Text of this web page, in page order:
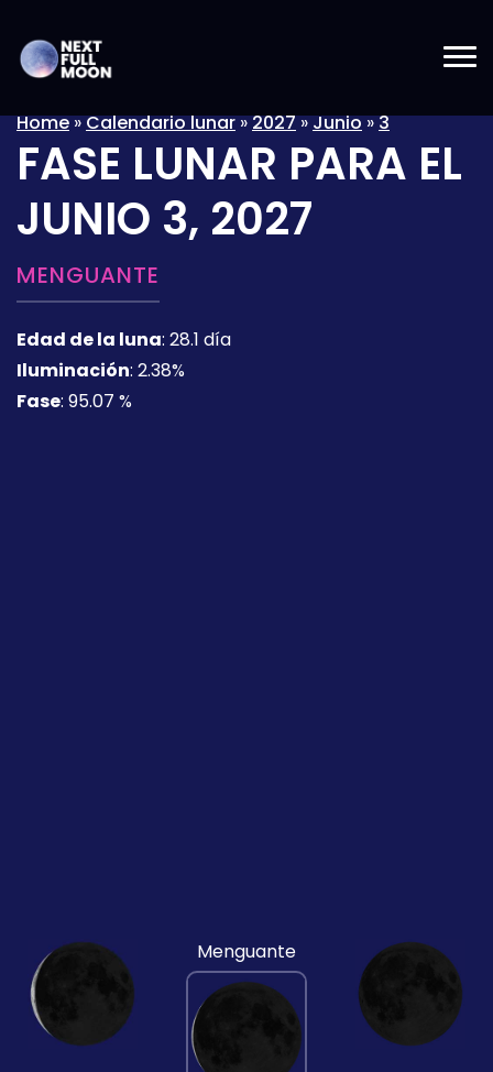
Home»Calendario lunar»2027»Junio»3
FASE LUNAR PARA EL
JUNIO 3, 2027
MENGUANTE
Edad de la luna: 28.1 día
Iluminación: 2.38%
Fase: 95.07 %
Menguante